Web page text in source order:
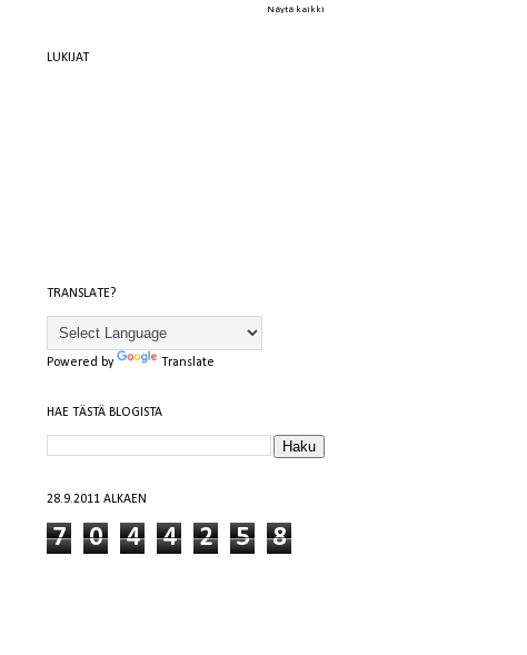
Näytä kaikki
LUKIJAT
TRANSLATE?
Powered by Translate
HAE TÄSTÄ BLOGISTA
28.9.2011 ALKAEN
7 0 4 4 2 5 8